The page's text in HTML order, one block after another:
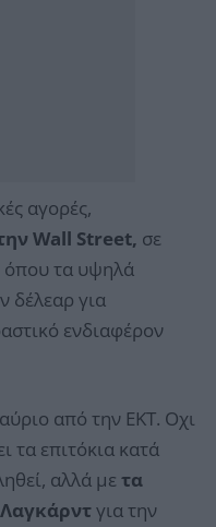
αγορές,
Wall Street, σε
όπου τα υψηλά
δέλεαρ για
ενδιαφέρον
από την ΕΚΤ. Οχι
τα επιτόκια κατά
αλλά με τα
για την